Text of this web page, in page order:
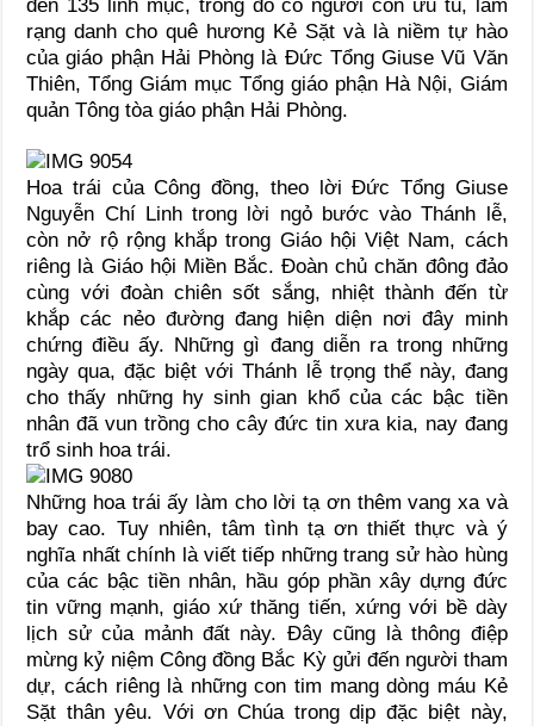
đến 135 linh mục, trong đó có người con ưu tú, làm
rạng danh cho quê hương Kẻ Sặt và là niềm tự hào
của giáo phận Hải Phòng là Đức Tổng Giuse Vũ Văn
Thiên, Tổng Giám mục Tổng giáo phận Hà Nội, Giám
quản Tông tòa giáo phận Hải Phòng.
Hoa trái của Công đồng, theo lời Đức Tổng Giuse
Nguyễn Chí Linh trong lời ngỏ bước vào Thánh lễ,
còn nở rộ rộng khắp trong Giáo hội Việt Nam, cách
riêng là Giáo hội Miền Bắc. Đoàn chủ chăn đông đảo
cùng với đoàn chiên sốt sắng, nhiệt thành đến từ
khắp các nẻo đường đang hiện diện nơi đây minh
chứng điều ấy. Những gì đang diễn ra trong những
ngày qua, đặc biệt với Thánh lễ trọng thể này, đang
cho thấy những hy sinh gian khổ của các bậc tiền
nhân đã vun trồng cho cây đức tin xưa kia, nay đang
trổ sinh hoa trái.
Những hoa trái ấy làm cho lời tạ ơn thêm vang xa và
bay cao. Tuy nhiên, tâm tình tạ ơn thiết thực và ý
nghĩa nhất chính là viết tiếp những trang sử hào hùng
của các bậc tiền nhân, hầu góp phần xây dựng đức
tin vững mạnh, giáo xứ thăng tiến, xứng với bề dày
lịch sử của mảnh đất này. Đây cũng là thông điệp
mừng kỷ niệm Công đồng Bắc Kỳ gửi đến người tham
dự, cách riêng là những con tim mang dòng máu Kẻ
Sặt thân yêu. Với ơn Chúa trong dịp đặc biệt này,